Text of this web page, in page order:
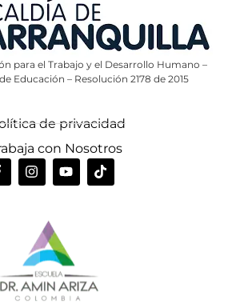
para el Trabajo y el Desarrollo Humano –
Educación – Resolución 2178 de 2015
de privacidad
con Nosotros